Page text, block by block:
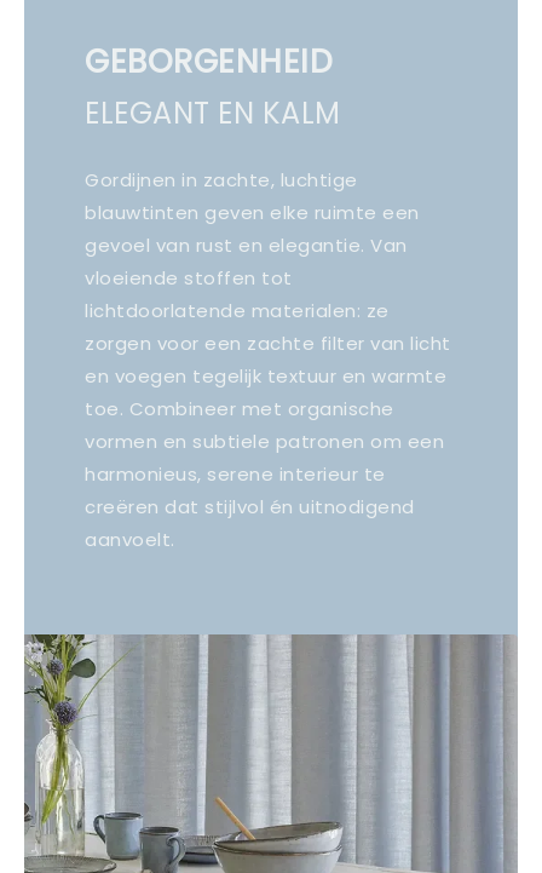
GEBORGENHEID
ELEGANT EN KALM
Gordijnen in zachte, luchtige
blauwtinten geven elke ruimte een
gevoel van rust en elegantie. Van
vloeiende stoffen tot
lichtdoorlatende materialen: ze
zorgen voor een zachte filter van licht
en voegen tegelijk textuur en warmte
toe. Combineer met organische
vormen en subtiele patronen om een
harmonieus, serene interieur te
creëren dat stijlvol én uitnodigend
aanvoelt.